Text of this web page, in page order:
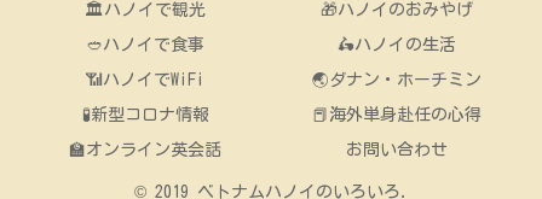
🏛ハノイで観光 🎁ハノイのおみやげ
🥙ハノイで食事 🛵ハノイの生活
📶ハノイでWiFi 🌏ダナン・ホーチミン
🧪新型コロナ情報 📕海外単身赴任の心得
🏫オンライン英会話 お問い合わせ
© 2019 ベトナムハノイのいろいろ.